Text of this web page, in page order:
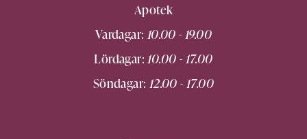
Apotek
Vardagar: 10.00 - 19.00
Lördagar:10.00 - 17.00
Söndagar: 12.00 - 17.00